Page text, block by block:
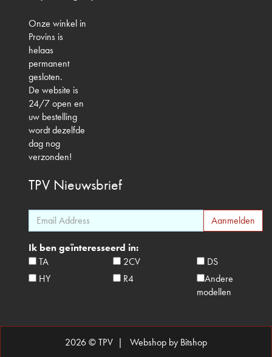
Onze winkel in
Provins is
helaas
permanent
gesloten.
De website is
24/7 open en
uw bestelling
wordt dezelfde
dag nog
verzonden!
TPV Nieuwsbrief
Ik ben geïnteresseerd in:
TA
2CV
DS
HY
R4
Andere
modellen
2026 © TPV | Webshop by Bitshop